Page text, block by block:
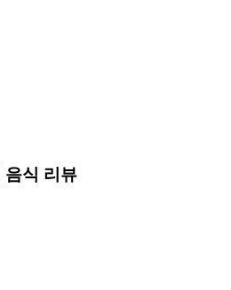
음식 리뷰